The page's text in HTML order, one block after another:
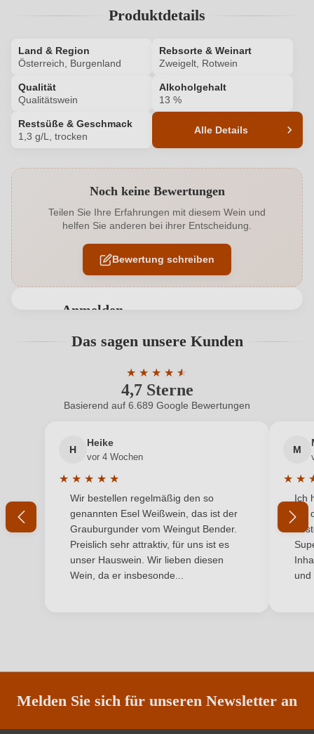
Produktdetails
Land & Region
Österreich, Burgenland
Rebsorte & Weinart
Zweigelt, Rotwein
Qualität
Qualitätswein
Alkoholgehalt
13 %
Restsüße & Geschmack
1,3 g/L, trocken
Alle Details
Alkoholgehalt in % 13 %
Allergene Enthält Sulfite
Ausbau Edelstahltank
Weingut Gebrüder Nittnaus Gols GmbH, Untere
Hauptstraße 105, AT-71 Gols, Österreich
Land Österreich
Ort Heideboden
Rotes Fleisch, Wild
Restzucker in g/L
Säuregehalt in g/L 5,2 g/L
Noch keine Bewertungen
Teilen Sie Ihre Erfahrungen mit diesem Wein und
helfen Sie anderen bei ihrer Entscheidung.
Bewertung schreiben
Anmelden
Benutzern abgegeben werden. Bitte loggen Sie sich
Neuer Kunde? Neuer Kunde?
Ihre E-Mail-Adresse
Ihr Passwort
Ich habe mein Passwort vergessen
Das sagen unsere Kunden
4,7 Sterne
★ ★ ★ ★ ★
★
Durchschnittliche Bewertung von 4.7
Basierend auf 6.689 Google Bewertungen
H
Heike
vor 4 Wochen
★ ★ ★ ★ ★
Durchschnittliche Bewertung von 5 von 5 Sternen
Wir bestellen regelmäßig den so
genannten Esel Weißwein, das ist der
Grauburgunder vom Weingut Bender.
Preislich sehr attraktiv, für uns ist es
unser Hauswein. Wir lieben diesen
Wein, da er insbesonde...
M
★ ★
Ich
mit
und
Melden Sie sich für unseren Newsletter an